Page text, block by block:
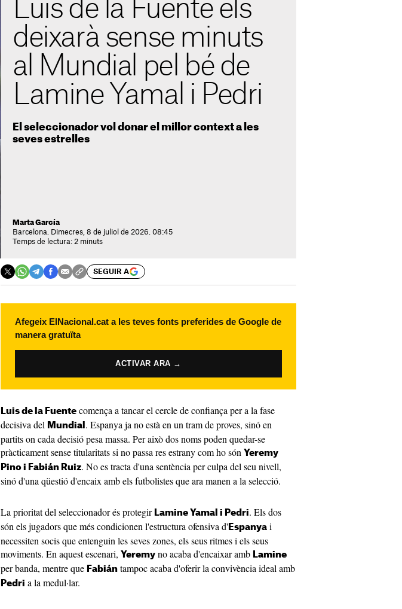
Luis de la Fuente els
deixarà sense minuts
al Mundial pel bé de
Lamine Yamal i Pedri
El seleccionador vol donar el millor context a les
seves estrelles
Marta García
Barcelona. Dimecres, 8 de juliol de 2026. 08:45
Temps de lectura: 2 minuts
SEGUIR A
Afegeix ElNacional.cat a les teves fonts preferides de Google de
manera gratuïta
ACTIVAR ARA →
Luis de la Fuente comença a tancar el cercle de confiança per a la fase
decisiva del Mundial . Espanya ja no està en un tram de proves, sinó en
partits on cada decisió pesa massa. Per això dos noms poden quedar-se
pràcticament sense titularitats si no passa res estrany com ho són Yeremy
Pino i Fabián Ruiz. No es tracta d'una sentència per culpa del seu nivell,
sinó d'una qüestió d'encaix amb els futbolistes que ara manen a la selecció.
La prioritat del seleccionador és protegir Lamine Yamal i Pedri. Els dos
són els jugadors que més condicionen l'estructura ofensiva d' Espanya i
necessiten socis que entenguin les seves zones, els seus ritmes i els seus
moviments. En aquest escenari, Yeremy no acaba d'encaixar amb Lamine
per banda, mentre que Fabián tampoc acaba d'oferir la convivència ideal amb
Pedri a la medul·lar.